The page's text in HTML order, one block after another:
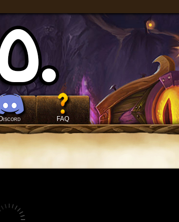
Discord FAQ